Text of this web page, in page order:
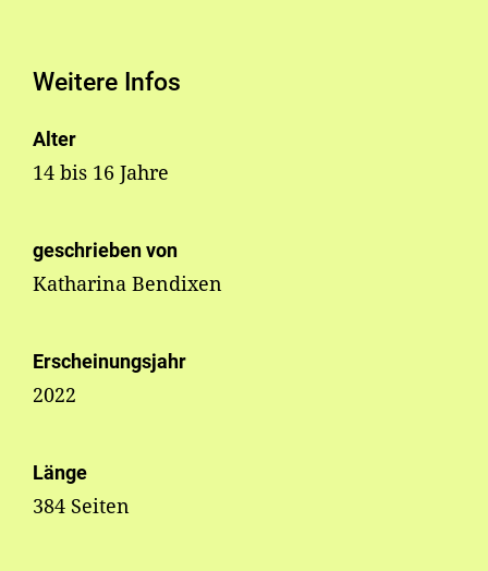
Weitere Infos
Alter
14 bis 16 Jahre
geschrieben von
Katharina Bendixen
Erscheinungsjahr
2022
Länge
384 Seiten